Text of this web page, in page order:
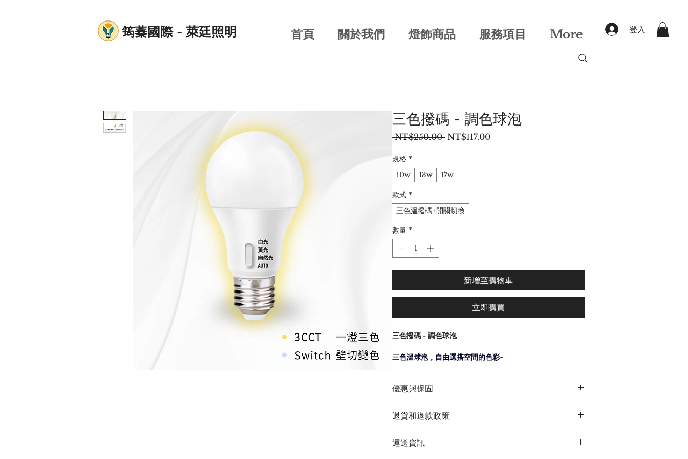
筠蓁國際 - 萊廷照明 首頁 關於我們 燈飾商品 服務項目 More 登入
三色撥碼 - 調色球泡
NT$250.00 一
格
NT$117.00促
規格 *
10w
13w 17w
款式 *
三色溫撥碼+開關切換
數量 *
新增至購物車
立即購買
三色撥碼 - 調色球泡
三色溫球泡，自由選搭空間的色彩~
一燈三色，隨時切換!
超高顯色，還原色彩 !
記憶功能，解決不斷切換的痛點~
優惠與保固
◆  現貨供應  ◆
◆  原廠保固兩年 ◆
◆  歡迎聊聊議價 ◆
退貨和退款政策
1.商品包裝請勿毀壞
運送資訊